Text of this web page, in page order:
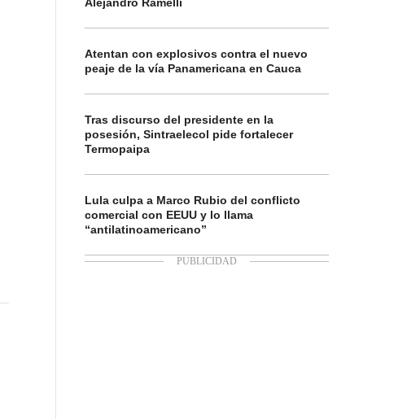
Atentan con explosivos contra el nuevo
peaje de la vía Panamericana en Cauca
Tras discurso del presidente en la
posesión, Sintraelecol pide fortalecer
Termopaipa
Lula culpa a Marco Rubio del conflicto
comercial con EEUU y lo llama
“antilatinoamericano”